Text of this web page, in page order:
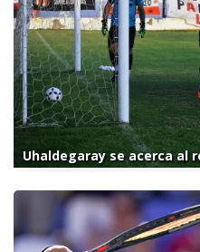
Uhaldegaray se acerca al